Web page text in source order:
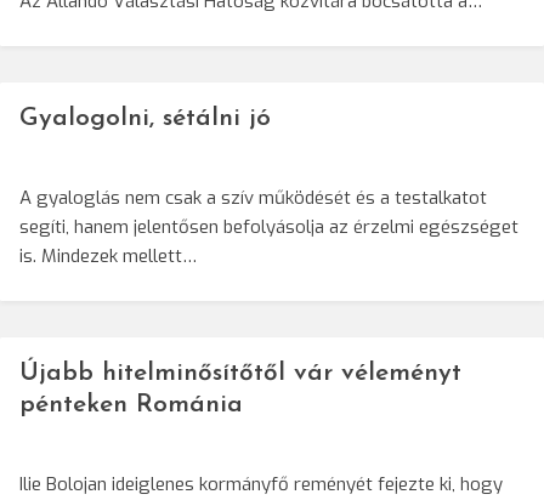
Gyalogolni, sétálni jó
A gyaloglás nem csak a szív működését és a testalkatot
segíti, hanem jelentősen befolyásolja az érzelmi egészséget
is. Mindezek mellett…
Újabb hitelminősítőtől vár véleményt
pénteken Románia
Ilie Bolojan ideiglenes kormányfő reményét fejezte ki, hogy